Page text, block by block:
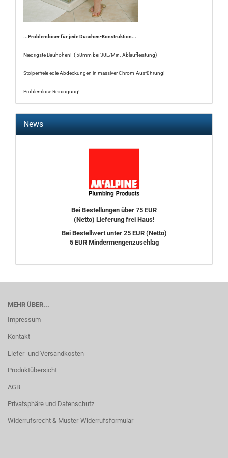
...Problemlöser für jede Duschen-Konstruktion...
Niedrigste Bauhöhen! ( 58mm bei 30L/Min. Ablaufleistung)
Stolperfreie edle Abdeckungen in massiver Chrom-Ausführung!
Problemlose Reiningung!
News
Bei Bestellungen über 75 EUR
(Netto) Lieferung frei Haus!
Bei Bestellwert unter 25 EUR (Netto)
5 EUR Mindermengenzuschlag
MEHR ÜBER...
Impressum
Kontakt
Liefer- und Versandkosten
Produktübersicht
AGB
Privatsphäre und Datenschutz
Widerrufsrecht & Muster-Widerrufsformular